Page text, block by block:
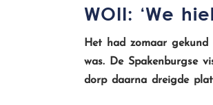
WOII: ‘We
Het had zomaar gekund
was. De Spakenburgse
dorp daarna dreigde